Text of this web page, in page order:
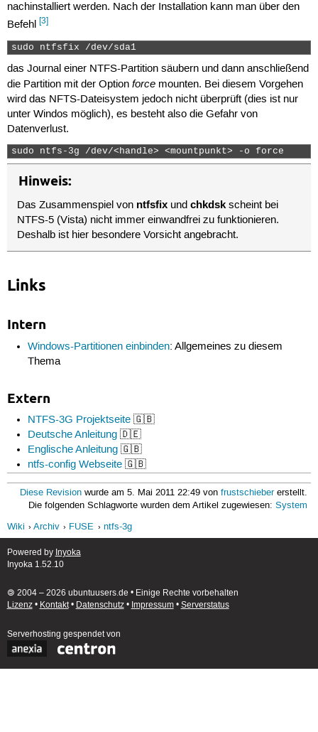
nachinstalliert werden. Nach der Installation kann man über den
Befehl [3]
sudo ntfsfix /dev/sda1
das Journal einer NTFS-Partition säubern und dann anschließend
die Partition mit der Option forcemounten. Bei diesem Vorgehen
wird das NFTS-Dateisystem jedoch nicht überprüft (dies ist nur
unter Windos möglich), es besteht also die Gefahr von
Datenverlust.
sudo ntfs-3g /dev/<handle> <mountpunkt> -o force
Hinweis:
Das Zusammenspiel von ntfsfix undchkdskscheint bei
NTFS-5 (Vista) nicht immer einwandfrei zu funktionieren.
Deshalb ist hier besondere Vorsicht angebracht.
Links
Intern
Windows-Partitionen einbinden: Allgemeines zu diesem
Thema
Extern
NTFS-3G Projektseite 🇬🇧
Deutsche Anleitung 🇩🇪
Englische Anleitung 🇬🇧
ntfs-config Webseite 🇬🇧
Diese Revision wurde am 5. Mai 2011 22:49 vonfrustschiebererstellt.
Die folgenden Schlagworte wurden dem Artikel zugewiesen:System
Wiki
Archiv FUSE ntfs-3g
Powered by Inyoka
Inyoka 1.52.10
🄯 2004 – 2026 ubuntuusers.de • Einige Rechte vorbehalten
Lizenz• Kontakt• Datenschutz• Impressum• Serverstatus
Serverhosting gespendet von